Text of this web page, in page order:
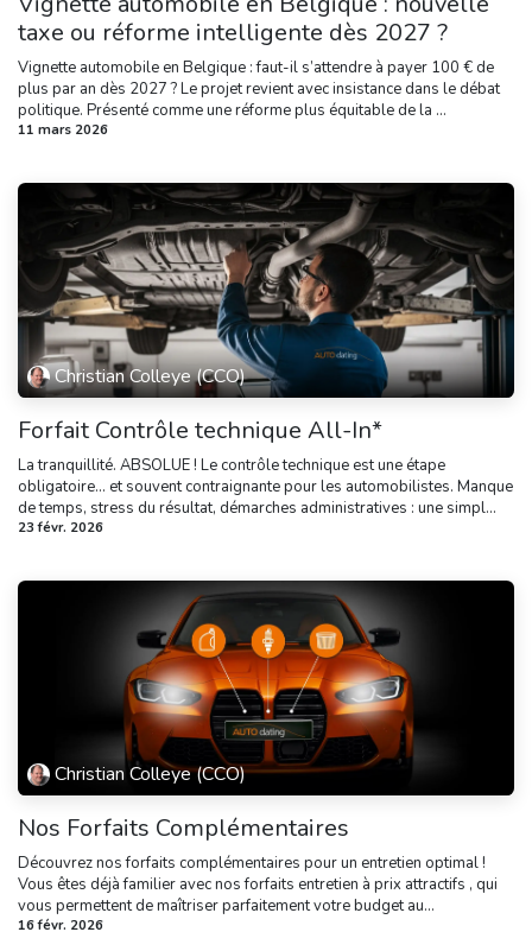
taxe ou réforme intelligente dès 2027 ?
Vignette automobile en Belgique : faut-il s’attendre à payer 100 € de
plus par an dès 2027 ? Le projet revient avec insistance dans le débat
politique. Présenté comme une réforme plus équitable de la ...
11 mars 2026
Christian Colleye (CCO)
Forfait Contrôle technique All-In*
La tranquillité. ABSOLUE ! Le contrôle technique est une étape
obligatoire… et souvent contraignante pour les automobilistes. Manque
de temps, stress du résultat, démarches administratives : une simpl...
23 févr. 2026
Christian Colleye (CCO)
Nos Forfaits Complémentaires
Découvrez nos forfaits complémentaires pour un entretien optimal !
Vous êtes déjà familier avec nos forfaits entretien à prix attractifs , qui
vous permettent de maîtriser parfaitement votre budget au...
16 févr. 2026